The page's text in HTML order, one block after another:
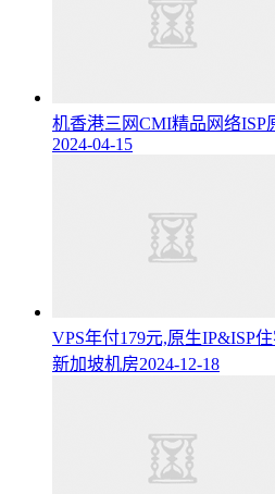
机香港三网CMI精品网络ISP
2024-04-15
VPS年付179元,原生IP&ISP
新加坡机房2024-12-18